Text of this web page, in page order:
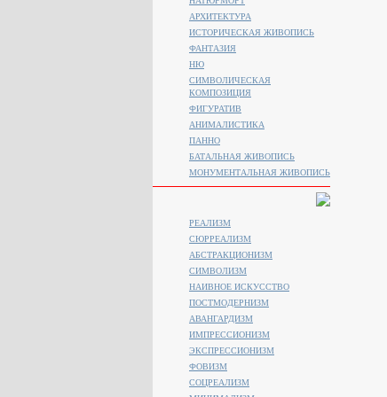
АРХИТЕКТУРА
ИСТОРИЧЕСКАЯ ЖИВОПИСЬ
ФАНТАЗИЯ
НЮ
СИМВОЛИЧЕСКАЯ
КОМПОЗИЦИЯ
ФИГУРАТИВ
АНИМАЛИСТИКA
ПАННО
БАТАЛЬНАЯ ЖИВОПИСЬ
МОНУМЕНТАЛЬНАЯ ЖИВОПИСЬ
РЕАЛИЗМ
СЮРРЕАЛИЗМ
АБСТРАКЦИОНИЗМ
СИМВОЛИЗМ
НАИВНОЕ ИСКУССТВО
ПОСТМОДЕРНИЗМ
АВАНГАРДИЗМ
ИМПРЕССИОНИЗМ
ЭКСПРЕССИОНИЗМ
ФОВИЗМ
СОЦРЕАЛИЗМ